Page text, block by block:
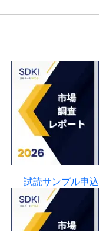
試読サンプル申込